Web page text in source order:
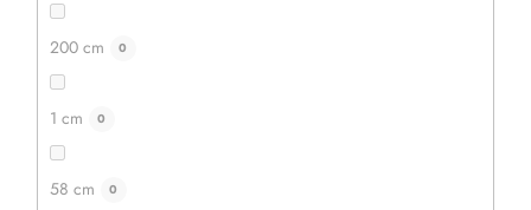
200 cm 0
1 cm 0
58 cm 0